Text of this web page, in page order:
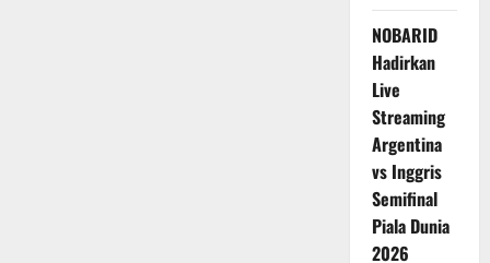
NOBARID
Hadirkan
Live
Streaming
Argentina
vs Inggris
Semifinal
Piala Dunia
2026